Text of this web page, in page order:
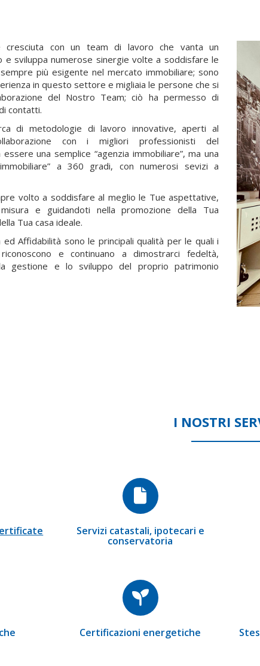
con un team di lavoro che vanta un
e sviluppa numerose sinergie volte a soddisfare le
più esigente nel mercato immobiliare; sono
in questo settore e migliaia le persone che si
del Nostro Team; ciò ha permesso di
contatti.
di metodologie di lavoro innovative, aperti al
con i migliori professionisti del
una semplice “agenzia immobiliare”, ma una
a 360 gradi, con numerosi sevizi a
volto a soddisfare al meglio le Tue aspettative,
e guidandoti nella promozione della Tua
Tua casa ideale.
ed Affidabilità sono le principali qualità per le quali i
e continuano a dimostrarci fedeltà,
gestione e lo sviluppo del proprio patrimonio
I NOSTRI
Servizi catastali, ipotecari e
conservatoria
Certificazioni energetiche